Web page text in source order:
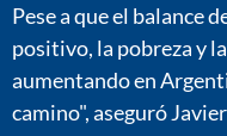
Pese a que el balance
positivo, la pobreza y
aumentando en
camino", aseguró